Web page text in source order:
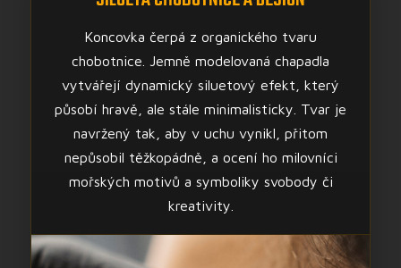
Koncovka čerpá z organického tvaru
chobotnice. Jemně modelovaná chapadla
vytvářejí dynamický siluetový efekt, který
působí hravě, ale stále minimalisticky. Tvar je
navržený tak, aby v uchu vynikl, přitom
nepůsobil těžkopádně, a ocení ho milovníci
mořských motivů a symboliky svobody či
kreativity.